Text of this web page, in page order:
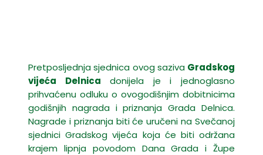
Pretposljednja sjednica ovog saziva Gradskog
vijeća Delnica donijela je i jednoglasno
prihvaćenu odluku o ovogodišnjim dobitnicima
godišnjih nagrada i priznanja Grada Delnica.
Nagrade i priznanja biti će uručeni na Svečanoj
sjednici Gradskog vijeća koja će biti održana
krajem lipnja povodom Dana Grada i Župe